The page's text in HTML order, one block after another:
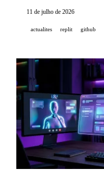
dataset open source de
HeyGen abre a saída
11 de julho de 2026
actualites replit github